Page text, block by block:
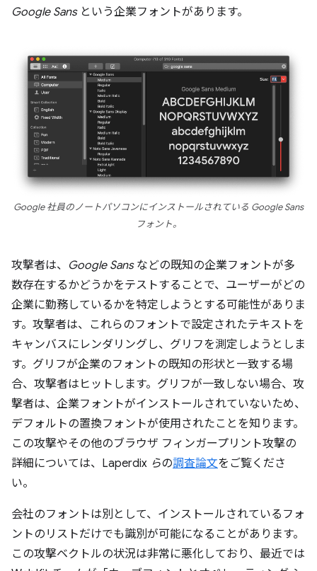
Google Sansという企業フォントがあります。
Google 社員のノートパソコンにインストールされている Google Sans
フォント。
攻撃者は、 Google Sansなどの既知の企業フォントが多
数存在するかどうかをテストすることで、ユーザーがどの
企業に勤務しているかを特定しようとする可能性がありま
す。攻撃者は、これらのフォントで設定されたテキストを
キャンバスにレンダリングし、グリフを測定しようとしま
す。グリフが企業のフォントの既知の形状と一致する場
合、攻撃者はヒットします。グリフが一致しない場合、攻
撃者は、企業フォントがインストールされていないため、
デフォルトの置換フォントが使用されたことを知ります。
この攻撃やその他のブラウザ フィンガープリント攻撃の
詳細については、Laperdix らの調査論文をご覧くださ
い。
会社のフォントは別として、インストールされているフォ
ントのリストだけでも識別が可能になることがあります。
この攻撃ベクトルの状況は非常に悪化しており、最近では